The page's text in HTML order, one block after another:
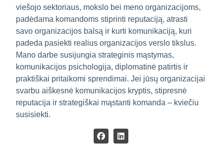
viešojo sektoriaus, mokslo bei meno organizacijoms,
padėdama komandoms stiprinti reputaciją, atrasti
savo organizacijos balsą ir kurti komunikaciją, kuri
padeda pasiekti realius organizacijos verslo tikslus.
Mano darbe susijungia strateginis mąstymas,
komunikacijos psichologija, diplomatinė patirtis ir
praktiškai pritaikomi sprendimai. Jei jūsų organizacijai
svarbu aiškesnė komunikacijos kryptis, stipresnė
reputacija ir strategiškai mąstanti komanda – kviečiu
susisiekti.